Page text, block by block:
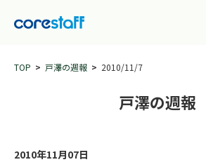
TOP 戸澤の週報 2010/11/7
戸澤の週報
2010年11月07日